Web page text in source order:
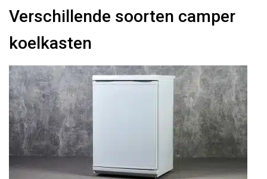
Verschillende soorten camper
koelkasten